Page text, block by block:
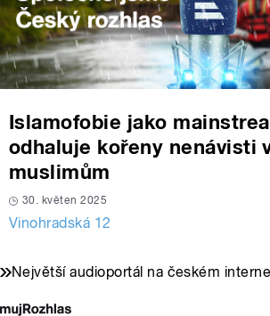
Islamofobie jako
odhaluje kořeny nenávisti
muslimům
30. květen 2025
Vinohradská 12
Největší audioportál na českém